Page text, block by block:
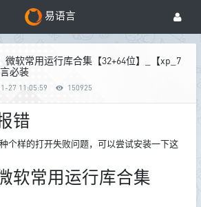
易语言
微软常用运行库合集【32+64位】_【xp_7
必装
27 11:05:59 150925
错
个样的打开失败问题，可以尝试安装一下这
软常用运行库合集